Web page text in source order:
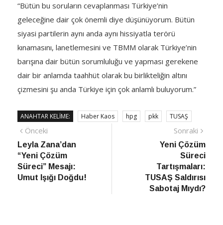
“Bütün bu soruların cevaplanması Türkiye’nin
geleceğine dair çok önemli diye düşünüyorum. Bütün
siyasi partilerin aynı anda aynı hissiyatla terörü
kınamasını, lanetlemesini ve TBMM olarak Türkiye’nin
barışına dair bütün sorumluluğu ve yapması gerekene
dair bir anlamda taahhüt olarak bu birlikteliğin altını
çizmesini şu anda Türkiye için çok anlamlı buluyorum.”
ANAHTAR KELIME: Haber Kaos hpg pkk TUSAŞ
Yazı
gezinmesi
Önceki
haber
Leyla Zana’dan
“Yeni Çözüm
Süreci” Mesajı:
Umut Işığı Doğdu!
Sonraki
Yeni Çözüm
Süreci
Tartışmaları:
TUSAŞ Saldırısı
Sabotaj Mıydı?